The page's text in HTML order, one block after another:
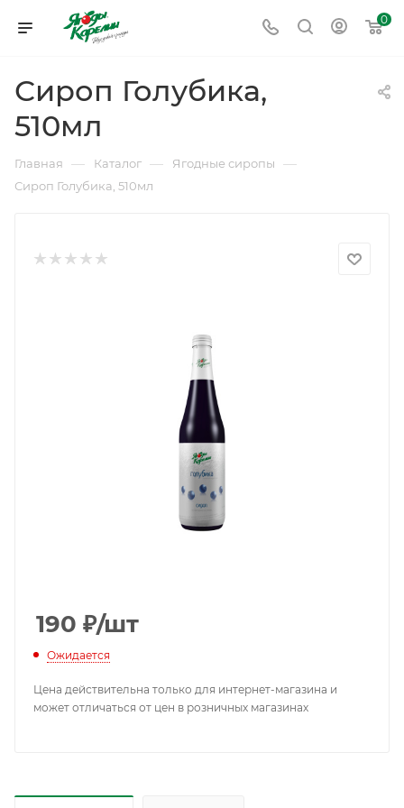
0
Сироп Голубика,
510мл
Главная — Каталог — Ягодные сиропы —
Сироп Голубика, 510мл
190 ₽/шт
Ожидается
Цена действительна только для интернет-магазина и
может отличаться от цен в розничных магазинах